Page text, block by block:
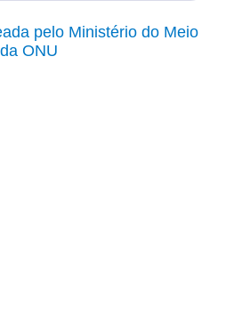
pelo Ministério do Meio
ONU